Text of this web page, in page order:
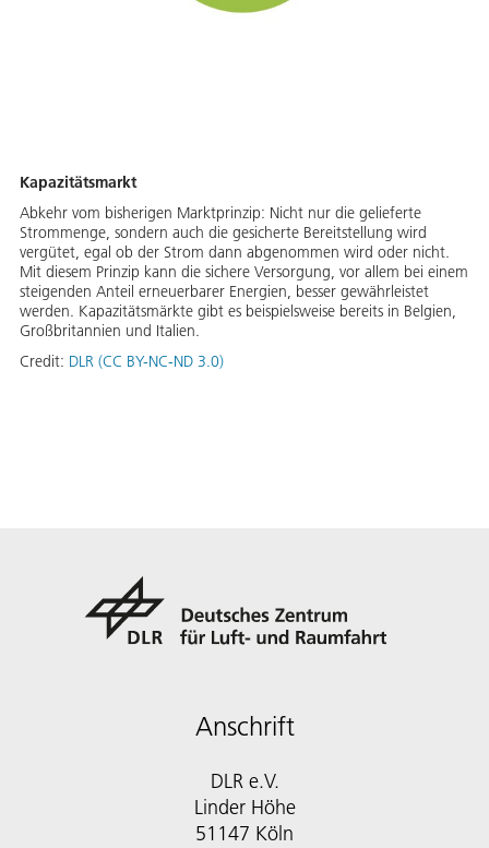
Kapazitätsmarkt
Abkehr vom bisherigen Marktprinzip: Nicht nur die gelieferte
Strommenge, sondern auch die gesicherte Bereitstellung wird
vergütet, egal ob der Strom dann abgenommen wird oder nicht.
Mit diesem Prinzip kann die sichere Versorgung, vor allem bei einem
steigenden Anteil erneuerbarer Energien, besser gewährleistet
werden. Kapazitätsmärkte gibt es beispielsweise bereits in Belgien,
Großbritannien und Italien.
Credit: DLR (CC BY-NC-ND 3.0)
Anschrift
DLR e.V.
Linder Höhe
51147 Köln